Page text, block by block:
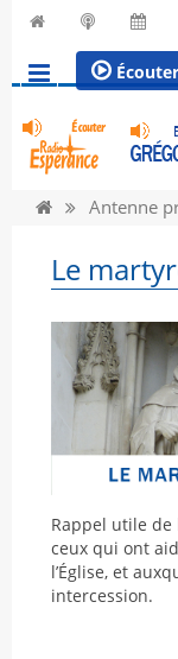
Écouter
Antenne
Le
Rappel utile de
ceux qui ont
l’Église, et
intercession.